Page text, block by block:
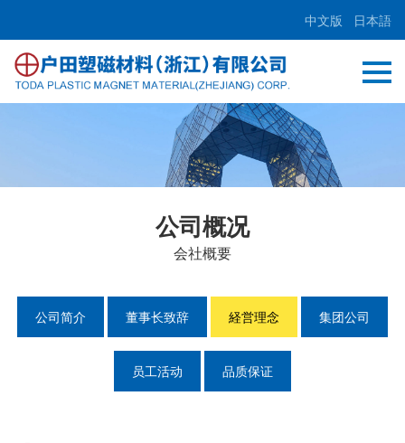
中文版 日本語
公司概况
会社概要
公司简介 董事长致辞 経営理念 集团公司
员工活动 品质保证